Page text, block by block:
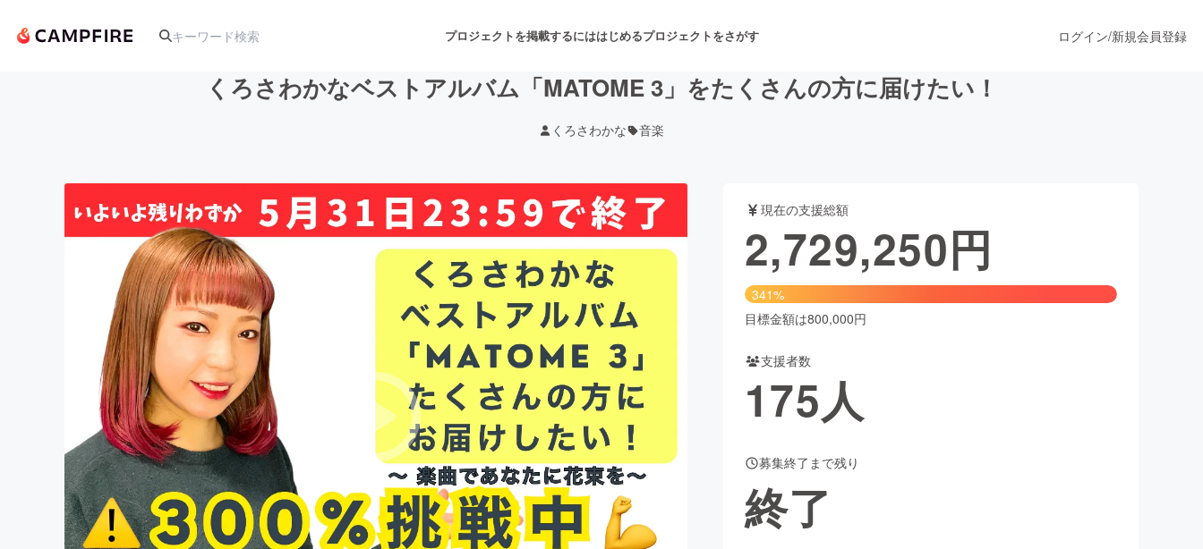
プロジェクトを掲載するにははじめるプロジェクトをさがす
アート・写真 音楽 舞台・パフォーマンス
テクノロジー・ガジェット ゲーム・サービス開発 フード・飲食店 ファッション
映像・映画 書籍・雑誌出版
ビジネス・起業 チャレンジ ビューティー・ヘルスケア
まちづくり・地域活性化
CAMPFIRE for Social GoodCAMPFIRE Creation
CAMPFIREふるさと納税
machi-ya
ログイン/新規会員登録
くろさわかなベストアルバム「MATOME 3」をたくさんの方に届けたい！
くろさわかな 音楽
現在の支援総額
2,729,250円
341%
目標金額は800,000円
支援者数
175人
募集終了まで残り
終了